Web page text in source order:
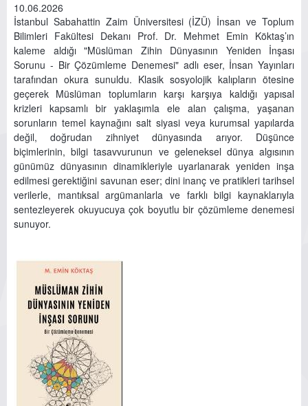
10.06.2026
İstanbul Sabahattin Zaim Üniversitesi (İZÜ) İnsan ve Toplum
Bilimleri Fakültesi Dekanı Prof. Dr. Mehmet Emin Köktaş’ın
kaleme aldığı "Müslüman Zihin Dünyasının Yeniden İnşası
Sorunu - Bir Çözümleme Denemesi" adlı eser, İnsan Yayınları
tarafından okura sunuldu. Klasik sosyolojik kalıpların ötesine
geçerek Müslüman toplumların karşı karşıya kaldığı yapısal
krizleri kapsamlı bir yaklaşımla ele alan çalışma, yaşanan
sorunların temel kaynağını salt siyasi veya kurumsal yapılarda
değil, doğrudan zihniyet dünyasında arıyor. Düşünce
biçimlerinin, bilgi tasavvurunun ve geleneksel dünya algısının
günümüz dünyasının dinamikleriyle uyarlanarak yeniden inşa
edilmesi gerektiğini savunan eser; dini inanç ve pratikleri tarihsel
verilerle, mantıksal argümanlarla ve farklı bilgi kaynaklarıyla
sentezleyerek okuyucuya çok boyutlu bir çözümleme denemesi
sunuyor.